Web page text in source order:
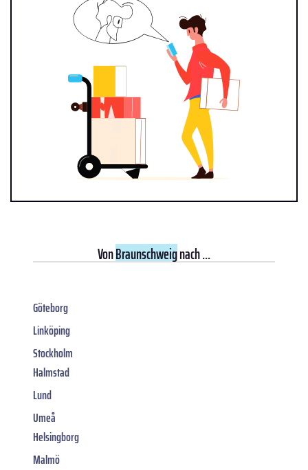
VonBraunschweignach ...
Göteborg
Linköping
Stockholm
Halmstad
Lund
Umeå
Helsingborg
Malmö